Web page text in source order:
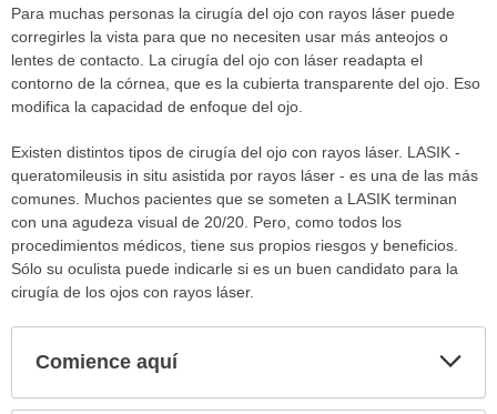
Para muchas personas la cirugía del ojo con rayos láser puede
corregirles la vista para que no necesiten usar más anteojos o
lentes de contacto. La cirugía del ojo con láser readapta el
contorno de la córnea, que es la cubierta transparente del ojo. Eso
modifica la capacidad de enfoque del ojo.
Existen distintos tipos de cirugía del ojo con rayos láser. LASIK -
queratomileusis in situ asistida por rayos láser - es una de las más
comunes. Muchos pacientes que se someten a LASIK terminan
con una agudeza visual de 20/20. Pero, como todos los
procedimientos médicos, tiene sus propios riesgos y beneficios.
Sólo su oculista puede indicarle si es un buen candidato para la
cirugía de los ojos con rayos láser.
Comience aquí